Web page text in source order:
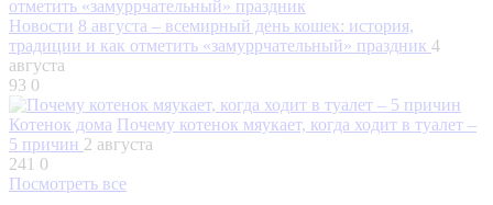
Новости 8 августа – всемирный день кошек: история,
традиции и как отметить «замуррчательный» праздник 4
августа
93 0
Котенок дома Почему котенок мяукает, когда ходит в туалет –
5 причин 2 августа
241 0
Посмотреть все